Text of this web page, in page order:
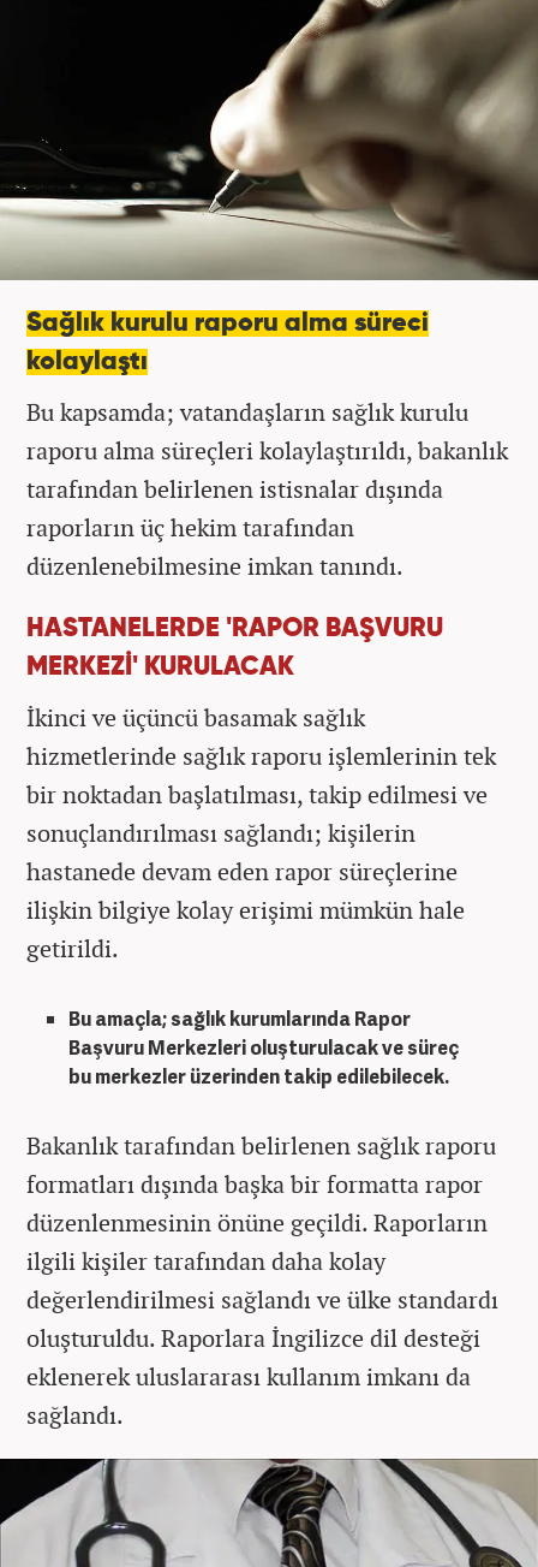
Sağlık kurulu raporu alma süreci
kolaylaştı
Bu kapsamda; vatandaşların sağlık kurulu
raporu alma süreçleri kolaylaştırıldı, bakanlık
tarafından belirlenen istisnalar dışında
raporların üç hekim tarafından
düzenlenebilmesine imkan tanındı.
HASTANELERDE 'RAPOR BAŞVURU
MERKEZİ' KURULACAK
İkinci ve üçüncü basamak sağlık
hizmetlerinde sağlık raporu işlemlerinin tek
bir noktadan başlatılması, takip edilmesi ve
sonuçlandırılması sağlandı; kişilerin
hastanede devam eden rapor süreçlerine
ilişkin bilgiye kolay erişimi mümkün hale
getirildi.
Bu amaçla; sağlık kurumlarında Rapor
Başvuru Merkezleri oluşturulacak ve süreç
bu merkezler üzerinden takip edilebilecek.
Bakanlık tarafından belirlenen sağlık raporu
formatları dışında başka bir formatta rapor
düzenlenmesinin önüne geçildi. Raporların
ilgili kişiler tarafından daha kolay
değerlendirilmesi sağlandı ve ülke standardı
oluşturuldu. Raporlara İngilizce dil desteği
eklenerek uluslararası kullanım imkanı da
sağlandı.